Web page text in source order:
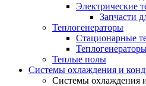
Электрические
Запчасти
Теплогенераторы
Cтационарные
Теплые полы
Системы охлаждения и
Системы охлаждения